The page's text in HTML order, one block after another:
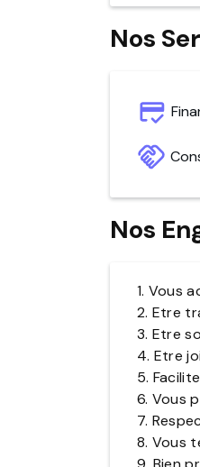
Nos
Nos
1. Vous
2. Etre
3. Etre
4. Etre
5.
6. Vous
7.
8. Vous